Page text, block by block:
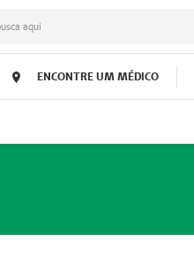
aqui
ENCONTRE UM MÉDICO